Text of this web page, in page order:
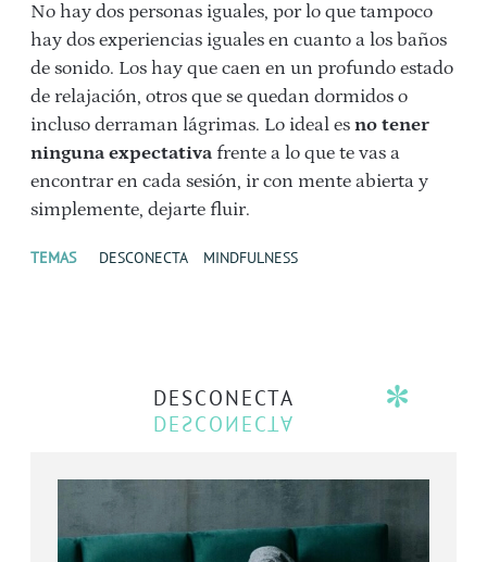
No hay dos personas iguales, por lo que tampoco
hay dos experiencias iguales en cuanto a los baños
de sonido. Los hay que caen en un profundo estado
de relajación, otros que se quedan dormidos o
incluso derraman lágrimas. Lo ideal es no tener
ninguna expectativa frente a lo que te vas a
encontrar en cada sesión, ir con mente abierta y
simplemente, dejarte fluir.
TEMAS DESCONECTA MINDFULNESS
DESCONECTA